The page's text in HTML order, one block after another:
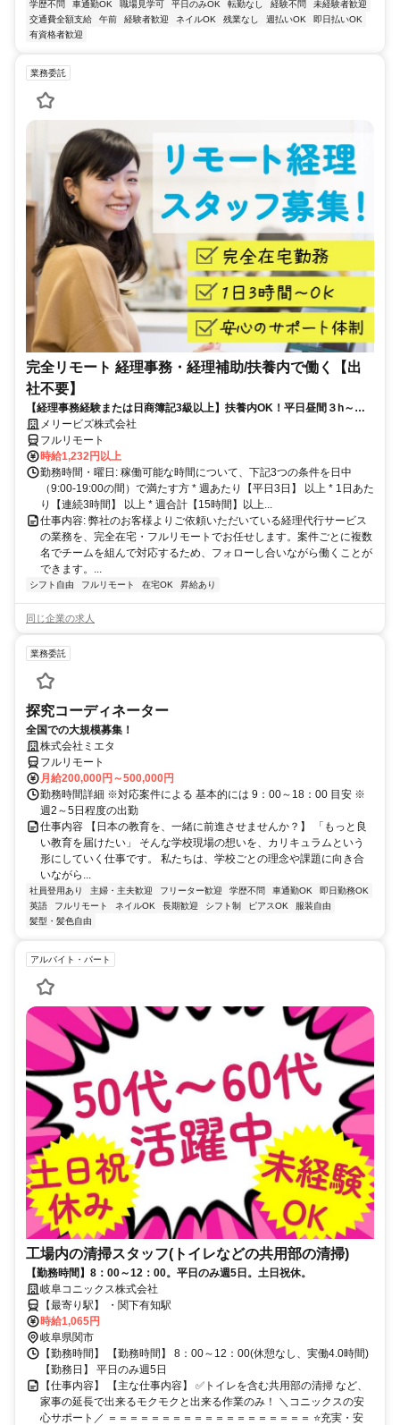
学歴不問 車通勤OK 職場見学可 平日のみOK 転勤なし 経験不問
未経験者歓迎
交通費全額支給
午前 経験者歓迎 ネイルOK 残業なし 週払いOK
即日払いOK
有資格者歓迎
業務委託
完全リモート 経理事務・経理補助/扶養内で働く【出
社不要】
【経理事務経験または日商簿記3級以上】扶養内OK！平日昼間３h～。
完全在宅で育児・介護中の方も大歓迎♪
メリービズ株式会社
フルリモート
時給1,232円以上
勤務時間・曜日: 稼働可能な時間について、下記3つの条件を日中
（9:00-19:00の間）で満たす方 * 週あたり【平日3日】 以上 * 1日あた
り【連続3時間】 以上 * 週合計【15時間】以上...
仕事内容: 弊社のお客様よりご依頼いただいている経理代行サービス
の業務を、完全在宅・フルリモートでお任せします。案件ごとに複数
名でチームを組んで対応するため、フォローし合いながら働くことが
できます。...
シフト自由 フルリモート 在宅OK 昇給あり
同じ企業の求人
業務委託
探究コーディネーター
全国での大規模募集！
株式会社ミエタ
フルリモート
月給200,000円～500,000円
勤務時間詳細 ※対応案件による 基本的には 9：00～18：00 目安 ※
週2～5日程度の出勤
仕事内容 【日本の教育を、一緒に前進させませんか？】 「もっと良
い教育を届けたい」 そんな学校現場の想いを、カリキュラムという
形にしていく仕事です。 私たちは、学校ごとの理念や課題に向き合
いながら...
社員登用あり 主婦・主夫歓迎 フリーター歓迎 学歴不問 車通勤OK
即日勤務OK
英語
フルリモート ネイルOK 長期歓迎 シフト制 ピアスOK
服装自由
髪型・髪色自由
アルバイト・パート
工場内の清掃スタッフ(トイレなどの共用部の清掃)
【勤務時間】8：00～12：00。平日のみ週5日。土日祝休。
岐阜コニックス株式会社
【最寄り駅】 ・関下有知駅
時給1,065円
岐阜県関市
【勤務時間】 【勤務時間】 8：00～12：00(休憩なし、実働4.0時間)
【勤務日】 平日のみ週5日
【仕事内容】 【主な仕事内容】 ✅トイレを含む共用部の清掃 など、
家事の延長で出来るモクモクと出来る作業のみ！ ＼コニックスの安
心サポート／ ＝＝＝＝＝＝＝＝＝＝＝＝＝＝＝＝＝＝＝ ⭐充実・安